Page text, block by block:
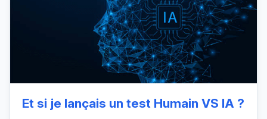
Et si je lançais un test Humain VS IA ?